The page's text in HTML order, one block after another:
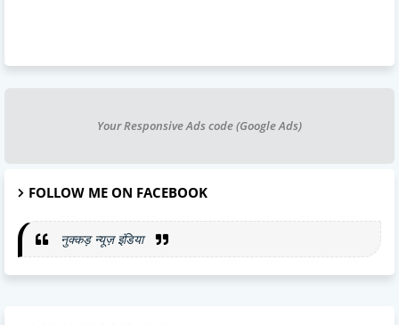
Your Responsive Ads code (Google Ads)
FOLLOW ME ON FACEBOOK
नुक्कड़ न्यूज़ इंडिया